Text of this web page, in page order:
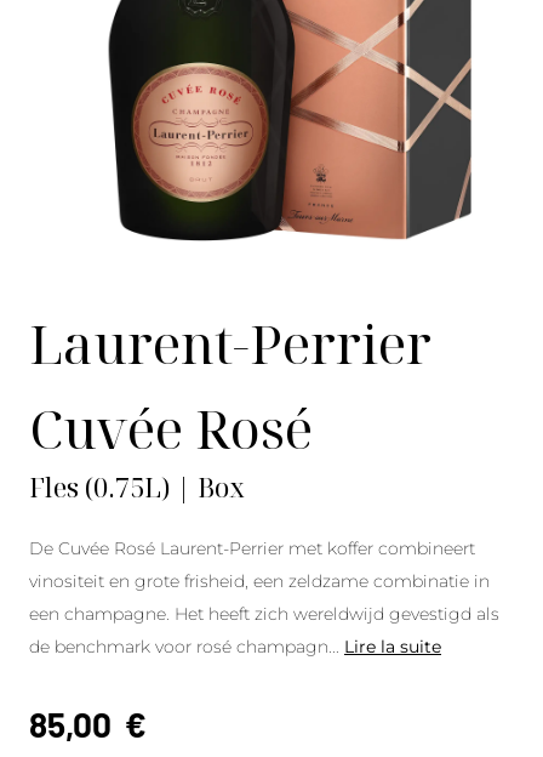
Laurent-Perrier
Cuvée Rosé
Fles (0.75L) | Box
De Cuvée Rosé Laurent-Perrier met koffer combineert
vinositeit en grote frisheid, een zeldzame combinatie in
een champagne. Het heeft zich wereldwijd gevestigd als
de benchmark voor rosé champagn
Lire la suite
85,00 €